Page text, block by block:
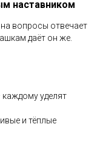
наставником
вопросы отвечает
даёт он же.
каждому уделят
и тёплые